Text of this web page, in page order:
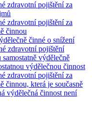
zdravotní pojištění za
zdravotní pojištění za
činnou
činné o snížení
zdravotní pojištění
výdělečně
výdělečnou činnost
zdravotní pojištění za
činnou, která je současně
výdělečná činnost není